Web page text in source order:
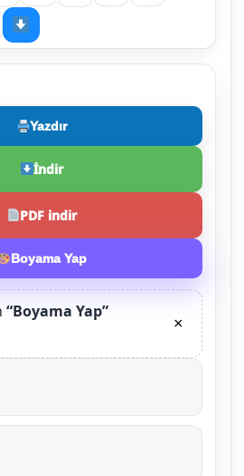
Yazdır
İndir
PDF indir
Boyama Yap
“Boyama Yap”
×